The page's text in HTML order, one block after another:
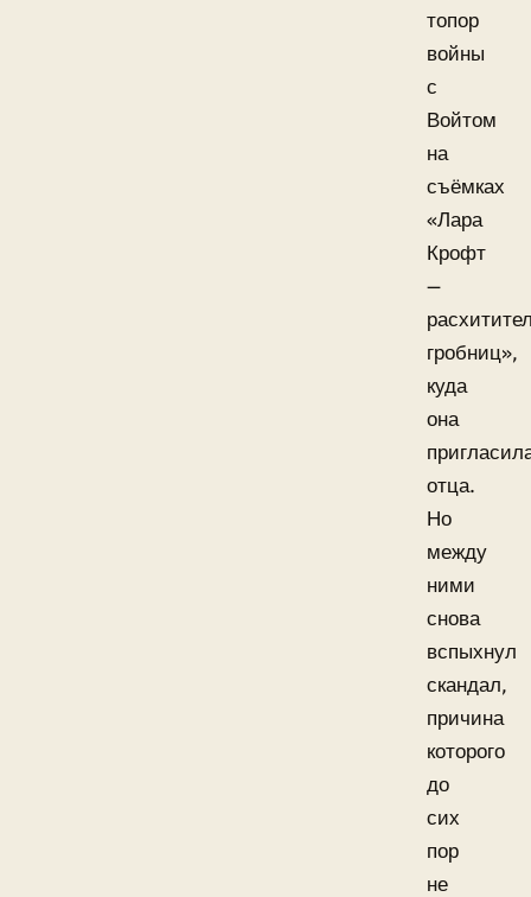
топор
войны
с
Войтом
на
съёмках
«Лара
Крофт
—
гробниц»,
куда
она
отца.
Но
между
ними
снова
вспыхнул
скандал,
причина
которого
до
сих
пор
не